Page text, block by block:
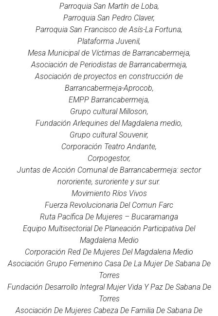
Parroquia San Martín de Loba,
Parroquia San Pedro Claver,
Parroquia San Francisco de Asís-La Fortuna,
Plataforma Juvenil,
Mesa Municipal de Víctimas de Barrancabermeja,
Asociación de Periodistas de Barrancabermeja,
Asociación de proyectos en construcción de
Barrancabermeja-Aprocob,
EMPP Barrancabermeja,
Grupo cultural Milloson,
Fundación Arlequines del Magdalena medio,
Grupo cultural Souvenir,
Corporación Teatro Andante,
Corpogestor,
Juntas de Acción Comunal de Barrancabermeja: sector
nororiente, suroriente y sur sur.
Movimiento Ríos Vivos
Fuerza Revolucionaria Del Comun Farc
Ruta Pacífica De Mujeres – Bucaramanga
Equipo Multisectorial De Planeación Participativa Del
Magdalena Medio
Corporación Red De Mujeres Del Magdalena Medio
Asociación Grupo Femenino Casa De La Mujer De Sabana De
Torres
Fundación Desarrollo Integral Mujer Vida Y Paz De Sabana De
Torres
Asociación De Mujeres Cabeza De Familia De Sabana De